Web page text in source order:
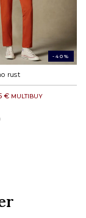
-40%
rust
€ MULTIBUY